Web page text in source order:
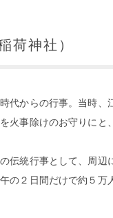
荷神社）
時代からの行事。当時
火事除けのお守りに
伝統行事として、周辺
の２日間だけで約５万